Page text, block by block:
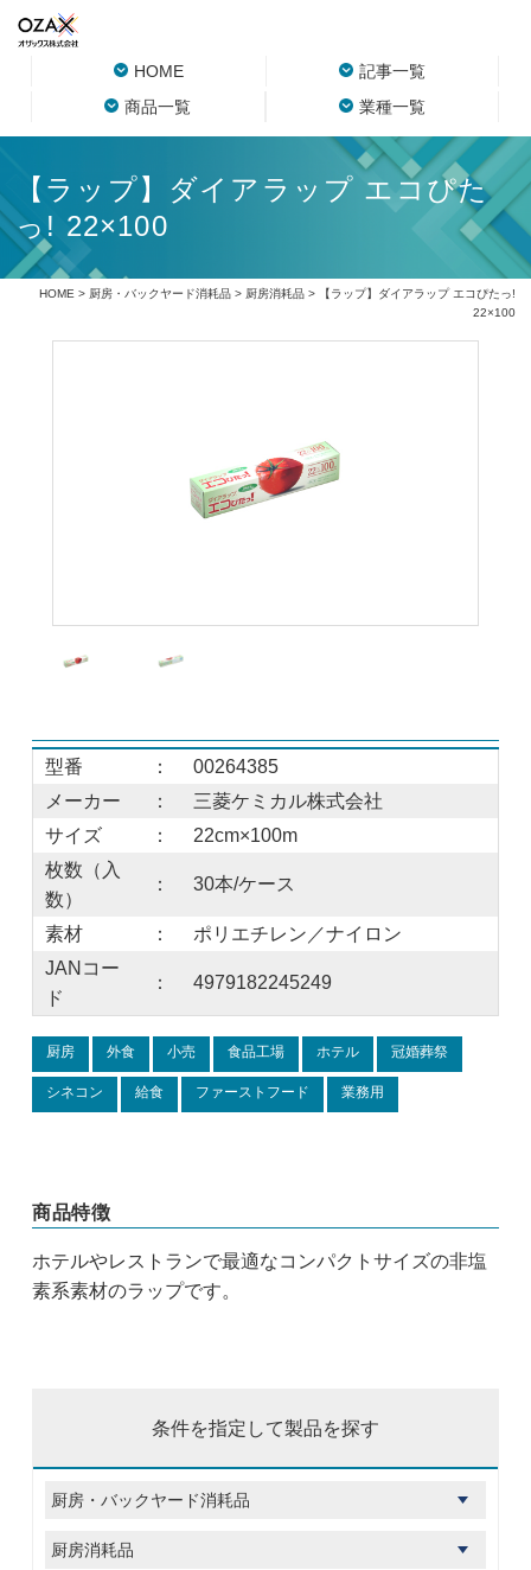
HOME
記事一覧
商品一覧
業種一覧
【ラップ】ダイアラップ エコぴた
っ! 22×100
HOME > 厨房・バックヤード消耗品> 厨房消耗品> 【ラップ】ダイアラップ エコぴたっ!
22×100
型番 ：
00264385
メーカー
：
三菱ケミカル株式会社
サイズ
：
22cm×100m
枚数（入
数）
： 30本/ケース
素材 ：
ポリエチレン／ナイロン
JANコー
ド
： 4979182245249
厨房 外食 小売 食品工場 ホテル 冠婚葬祭
シネコン 給食 ファーストフード 業務用
商品特徴
ホテルやレストランで最適なコンパクトサイズの非塩
素系素材のラップです。
条件を指定して製品を探す